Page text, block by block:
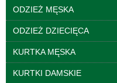
ODZIEŻ MĘSKA
ODZIEŻ DZIECIĘCA
KURTKA MĘSKA
KURTKI DAMSKIE